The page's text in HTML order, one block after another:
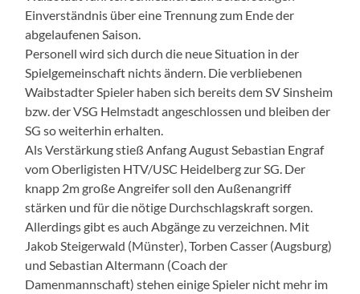
Einverständnis über eine Trennung zum Ende der
abgelaufenen Saison.
Personell wird sich durch die neue Situation in der
Spielgemeinschaft nichts ändern. Die verbliebenen
Waibstadter Spieler haben sich bereits dem SV Sinsheim
bzw. der VSG Helmstadt angeschlossen und bleiben der
SG so weiterhin erhalten.
Als Verstärkung stieß Anfang August Sebastian Engraf
vom Oberligisten HTV/USC Heidelberg zur SG. Der
knapp 2m große Angreifer soll den Außenangriff
stärken und für die nötige Durchschlagskraft sorgen.
Allerdings gibt es auch Abgänge zu verzeichnen. Mit
Jakob Steigerwald (Münster), Torben Casser (Augsburg)
und Sebastian Altermann (Coach der
Damenmannschaft) stehen einige Spieler nicht mehr im